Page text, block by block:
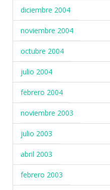
diciembre 2004
noviembre 2004
octubre 2004
julio 2004
febrero 2004
noviembre 2003
julio 2003
abril 2003
febrero 2003